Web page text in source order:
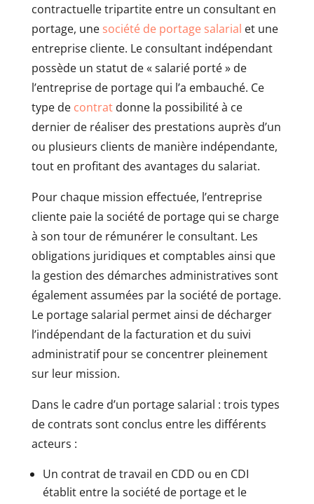
contractuelle tripartite entre un consultant en
portage, une société de portage salarial et une
entreprise cliente. Le consultant indépendant
possède un statut de « salarié porté » de
l’entreprise de portage qui l’a embauché. Ce
type de contratdonne la possibilité à ce
dernier de réaliser des prestations auprès d’un
ou plusieurs clients de manière indépendante,
tout en profitant des avantages du salariat.
Pour chaque mission effectuée, l’entreprise
cliente paie la société de portage qui se charge
à son tour de rémunérer le consultant. Les
obligations juridiques et comptables ainsi que
la gestion des démarches administratives sont
également assumées par la société de portage.
Le portage salarial permet ainsi de décharger
l’indépendant de la facturation et du suivi
administratif pour se concentrer pleinement
sur leur mission.
Dans le cadre d’un portage salarial : trois types
de contrats sont conclus entre les différents
acteurs :
Un contrat de travail en CDD ou en CDI
établit entre la société de portage et le